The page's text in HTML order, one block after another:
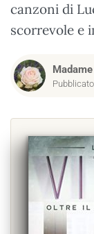
canzoni di
scorrevole e